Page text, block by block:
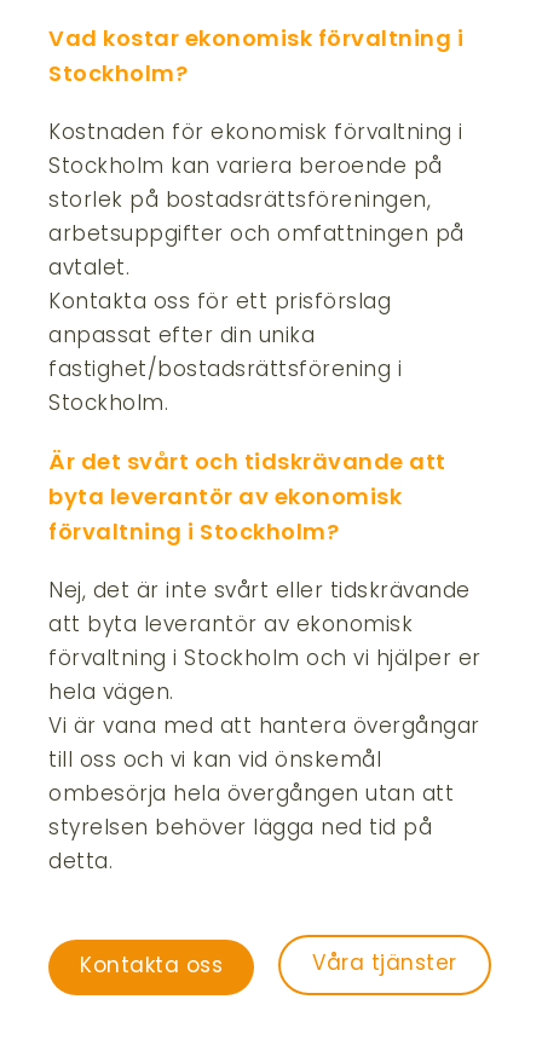
Vad kostar ekonomisk förvaltning i
Stockholm?
Kostnaden för ekonomisk förvaltning i
Stockholm kan variera beroende på
storlek på bostadsrättsföreningen,
arbetsuppgifter och omfattningen på
avtalet.
Kontakta oss för ett prisförslag
anpassat efter din unika
fastighet/bostadsrättsförening i
Stockholm.
Är det svårt och tidskrävande att
byta leverantör av ekonomisk
förvaltning i Stockholm?
Nej, det är inte svårt eller tidskrävande
att byta leverantör av ekonomisk
förvaltning i Stockholm och vi hjälper er
hela vägen.
Vi är vana med att hantera övergångar
till oss och vi kan vid önskemål
ombesörja hela övergången utan att
styrelsen behöver lägga ned tid på
detta.
Kontakta oss Våra tjänster